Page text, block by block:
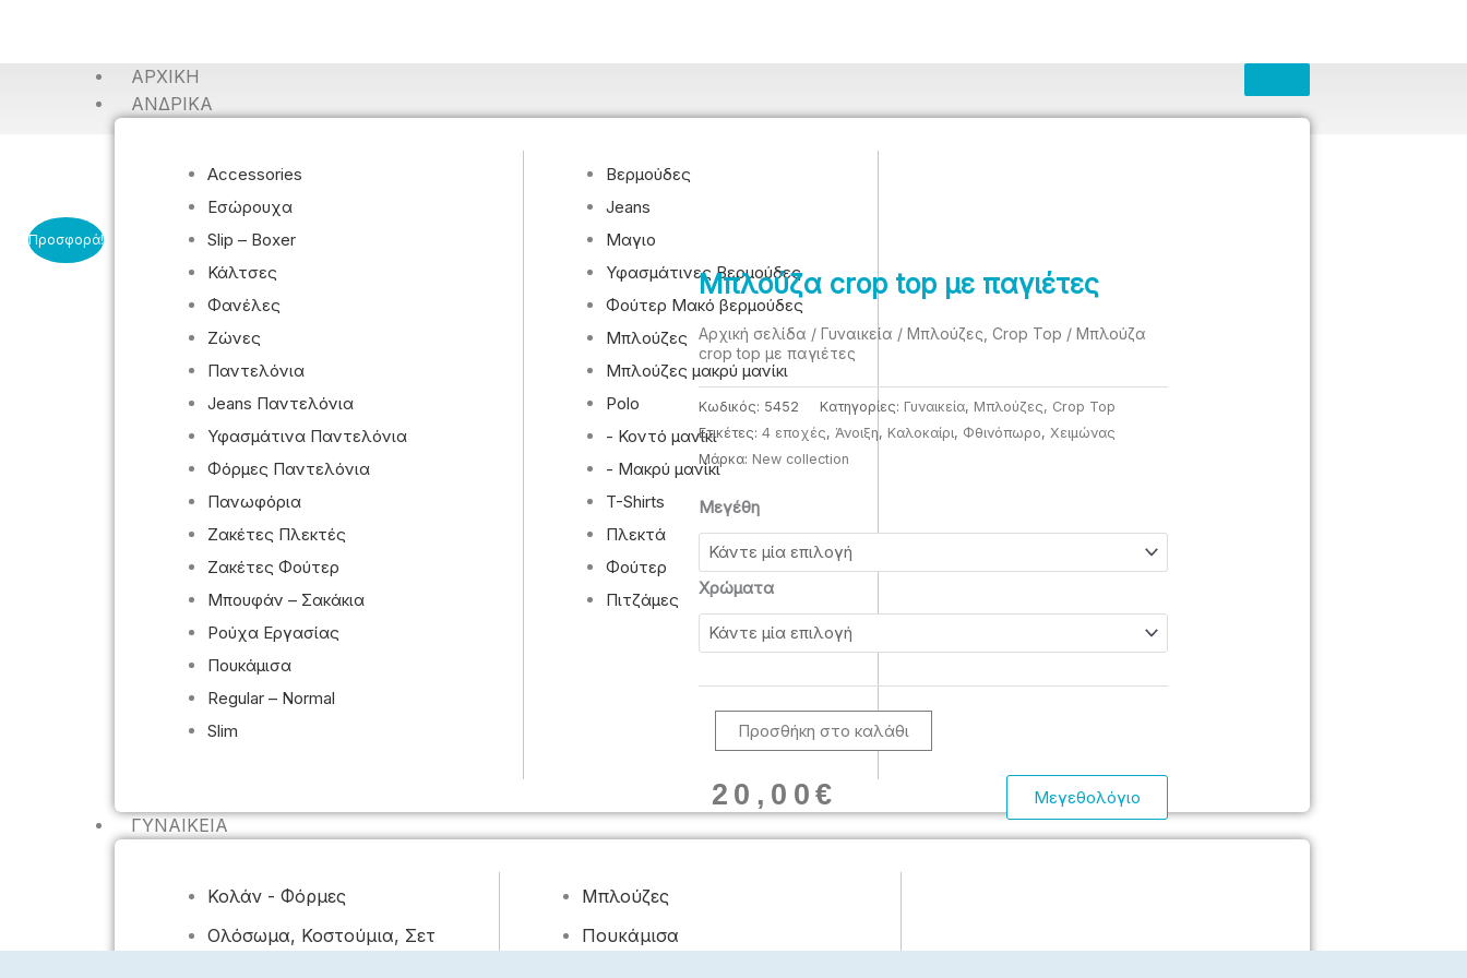
ΑΡΧΙΚΉ
ΑΝΔΡΙΚΆ
Accessories
Εσώρουχα
Slip – Boxer
Κάλτσες
Φανέλες
Ζώνες
Παντελόνια
Jeans Παντελόνια
Υφασμάτινα Παντελόνια
Φόρμες Παντελόνια
Πανωφόρια
Ζακέτες Πλεκτές
Ζακέτες Φούτερ
Μπουφάν – Σακάκια
Ρούχα Εργασίας
Πουκάμισα
Regular – Normal
Slim
Βερμούδες
Jeans
Μαγιο
Υφασμάτινες Βερμούδες
Φούτερ Μακό βερμούδες
Μπλούζες
Μπλούζες μακρύ μανίκι
Polo
- Κοντό μανίκι
- Μακρύ μανίκι
T-Shirts
Πλεκτά
Φούτερ
Πιτζάμες
ΓΥΝΑΙΚΕΊΑ
Κολάν - Φόρμες
Ολόσωμα, Κοστούμια, Σετ
Μπλούζες
Πουκάμισα
Προσφορά!
Μπλούζα crop top με παγιέτες
Αρχική σελίδα / Γυναικεία / Μπλούζες, Crop Top / Μπλούζα
crop top με παγιέτες
Κωδικός: 5452 Κατηγορίες: Γυναικεία, Μπλούζες, Crop Top
Ετικέτες: 4 εποχές, Άνοιξη, Καλοκαίρι, Φθινόπωρο, Χειμώνας
Μάρκα: New collection
Μεγέθη
Χρώματα
Μπλούζα
crop
top
με
ποσότητα
Προσθήκη στο καλάθι
20,00 € Μεγεθολόγιο